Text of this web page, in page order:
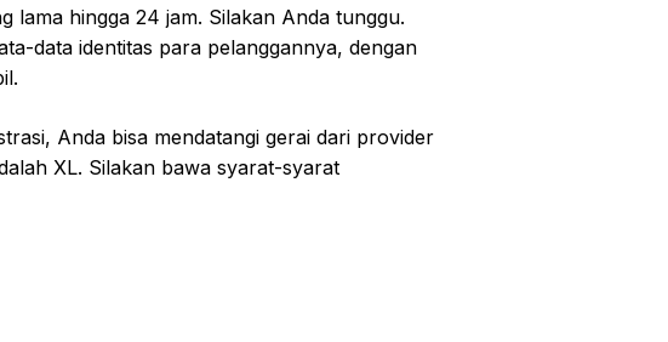
lama hingga 24 jam. Silakan Anda tunggu.
data identitas para pelanggannya, dengan
Anda bisa mendatangi gerai dari provider
XL. Silakan bawa syarat-syarat